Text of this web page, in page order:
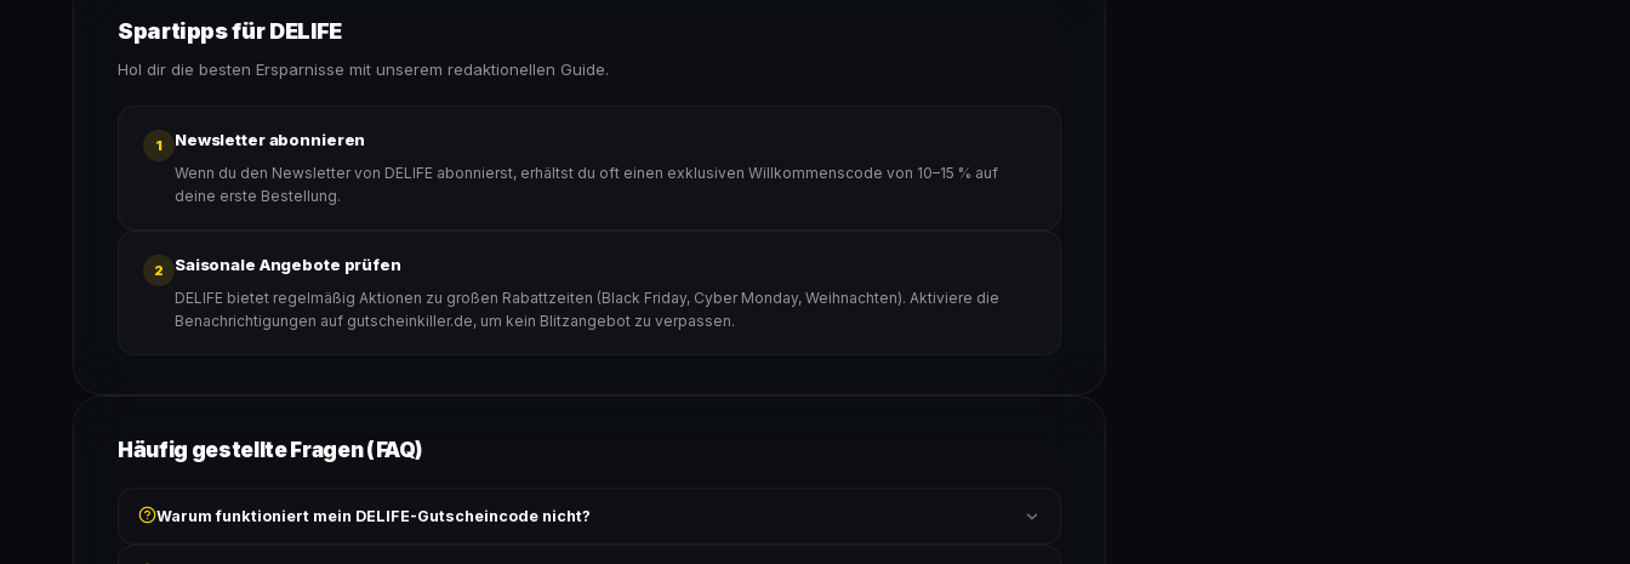
Spartipps für DELIFE
Hol dir die besten Ersparnisse mit unserem redaktionellen Guide.
1 Newsletter abonnieren
Wenn du den Newsletter von DELIFE abonnierst, erhältst du oft einen exklusiven Willkommenscode von 10–15 % auf
deine erste Bestellung.
2 Saisonale Angebote prüfen
DELIFE bietet regelmäßig Aktionen zu großen Rabattzeiten (Black Friday, Cyber Monday, Weihnachten). Aktiviere die
Benachrichtigungen auf gutscheinkiller.de, um kein Blitzangebot zu verpassen.
Häufig gestellte Fragen (FAQ)
Warum funktioniert mein DELIFE-Gutscheincode nicht?